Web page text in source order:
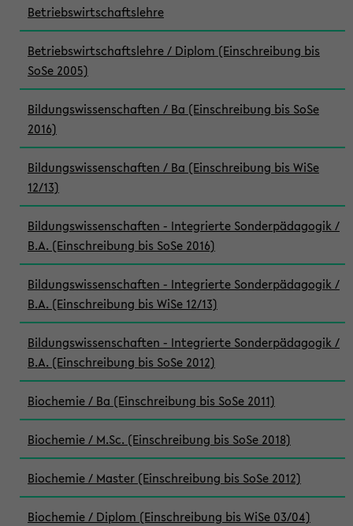
Betriebswirtschaftslehre
Betriebswirtschaftslehre / Diplom (Einschreibung bis
SoSe 2005)
Bildungswissenschaften / Ba (Einschreibung bis SoSe
2016)
Bildungswissenschaften / Ba (Einschreibung bis WiSe
12/13)
Bildungswissenschaften - Integrierte Sonderpädagogik /
B.A. (Einschreibung bis SoSe 2016)
Bildungswissenschaften - Integrierte Sonderpädagogik /
B.A. (Einschreibung bis WiSe 12/13)
Bildungswissenschaften - Integrierte Sonderpädagogik /
B.A. (Einschreibung bis SoSe 2012)
Biochemie / Ba (Einschreibung bis SoSe 2011)
Biochemie / M.Sc. (Einschreibung bis SoSe 2018)
Biochemie / Master (Einschreibung bis SoSe 2012)
Biochemie / Diplom (Einschreibung bis WiSe 03/04)